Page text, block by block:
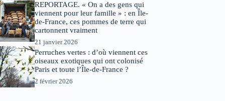
REPORTAGE. « On a des gens qui
viennent pour leur famille » : en Île-
de-France, ces pommes de terre qui
cartonnent vraiment
21 janvier 2026
Perruches vertes : d’où viennent ces
oiseaux exotiques qui ont colonisé
Paris et toute l’Île-de-France ?
2 février 2026